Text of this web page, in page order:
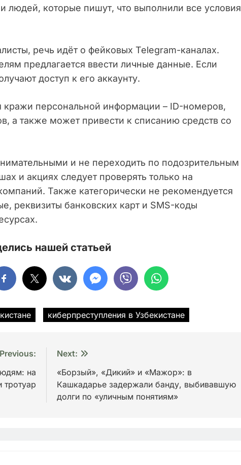
людей, которые пишут, что выполнили все условия
речь идёт о фейковых Telegram-каналах.
предлагается ввести личные данные. Если
доступ к его аккаунту.
кражи персональной информации – ID-номеров,
а также может привести к списанию средств со
и не переходить по подозрительным
и акциях следует проверять только на
Также категорически не рекомендуется
реквизиты банковских карт и SMS-коды
нашей статьей
киберпреступления в Узбекистане
Previous:
на
тротуар
Next:
«Борзый», «Дикий» и «Мажор»: в
Кашкадарье задержали банду, выбивавшую
долги по «уличным понятиям»